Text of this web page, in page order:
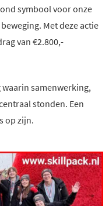
symbool voor onze
Met deze actie
van €2.800,-
waarin samenwerking,
stonden. Een
op zijn.